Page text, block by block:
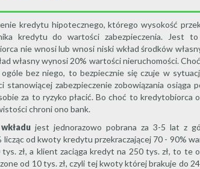
kredytu hipotecznego, którego wysokość
kredytu do wartości zabezpieczenia. Jest
nie wnosi lub wnosi niski wkład środków
własny wynosi 20% wartości nieruchomości.
bez niego, to bezpiecznie się czuje w
zabezpieczenie zobowiązania osiąga
za to ryzyko płacić. Bo choć to kredytobiorca
chroni ono bank.
jest jednorazowo pobrana za 3-5 lat z
od kwoty kredytu przekraczającej 70 - 90%
zł, a klient zaciąga kredyt na 250 tys. zł, to te
od 10 tys. zł, czyli tej kwoty której brakuje do